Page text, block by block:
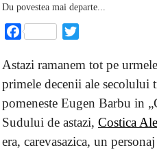
Du povestea mai departe...
Facebook
Astazi ramanem tot pe
primele decenii ale secolului
pomeneste Eugen Barbu in
Sudului de astazi,Costica
era, carevasazica, un